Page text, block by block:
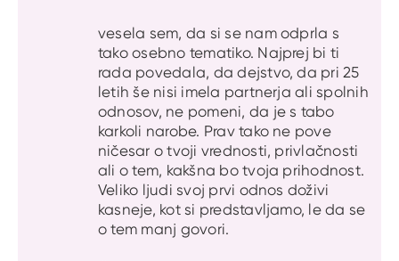
vesela sem, da si se nam odprla s
tako osebno tematiko. Najprej bi ti
rada povedala, da dejstvo, da pri 25
letih še nisi imela partnerja ali spolnih
odnosov, ne pomeni, da je s tabo
karkoli narobe. Prav tako ne pove
ničesar o tvoji vrednosti, privlačnosti
ali o tem, kakšna bo tvoja prihodnost.
Veliko ljudi svoj prvi odnos doživi
kasneje, kot si predstavljamo, le da se
o tem manj govori.